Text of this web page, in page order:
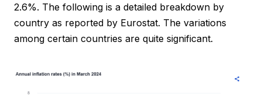
2.6%. The following is a detailed breakdown by
country as reported by Eurostat. The variations
among certain countries are quite significant.